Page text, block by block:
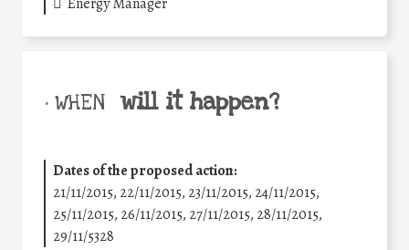
• WHEN will it happen?
Dates of the proposed action:
21/11/2015, 22/11/2015, 23/11/2015, 24/11/2015,
25/11/2015, 26/11/2015, 27/11/2015, 28/11/2015,
29/11/5328